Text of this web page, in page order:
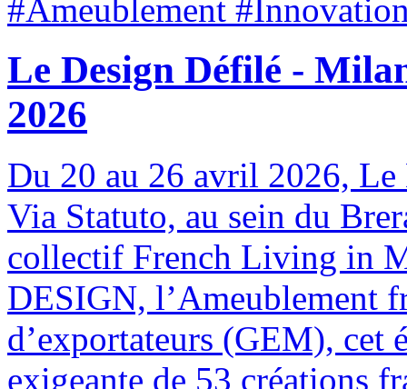
#Ameublement
Le Design Défilé -
2026
Du 20 au 26 avril 2026, Le
Via Statuto, au sein du
collectif French Living in
DESIGN, l’Ameublement
d’exportateurs (GEM), cet
exigeante de 53 créations